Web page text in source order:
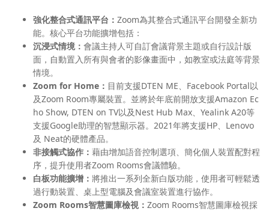
強化整合式通訊平台： Zoom為其整合式通訊平台開發全新功
能。核心平台功能擴增包括：
沉浸式情境： 會議主持人可自訂會議背景主題或自行設計版
面，自動置入所有與會者的影像畫面中，如教室或法庭等背景
情境。
Zoom for Home： 目前支援DTEN ME、Facebook Portal以
及Zoom Room專屬裝置。並將於年底前開放支援Amazon Ec
ho Show, DTEN on TV以及Nest Hub Max、Yealink A20等
支援Google助理的智慧顯示器。2021年將支援HP、Lenovo
及 Neat的硬體產品。
非接觸式協作： 藉由增加語音控制選項、簡化個人裝置配對程
序，提升使用者Zoom Rooms會議體驗。
白板功能擴增： 將推出一系列全新白版功能，使用者可輕鬆透
過行動裝置、桌上型電腦及會議室裝置進行協作。
Zoom Rooms智慧圖庫檢視： Zoom Rooms智慧圖庫檢視採